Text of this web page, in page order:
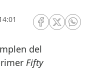
RRSS Facebook
RRSSRRSS
Fifty